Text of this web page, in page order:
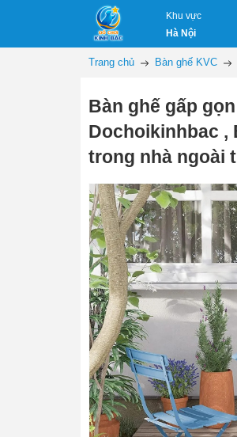
Khu vực
Hà Nội
Trang chủ Bàn ghế KVC
Bàn ghế gấp
Dochoikinhbac ,
trong nhà ngoài